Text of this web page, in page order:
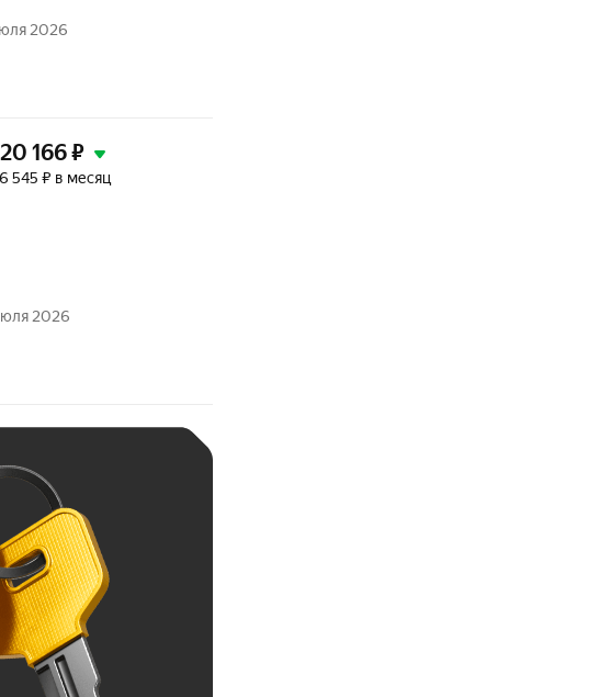
2026
166₽
545 ₽ в месяц
2026